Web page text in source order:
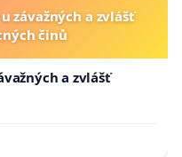
závažných a zvlášť
činů
a zvlášť